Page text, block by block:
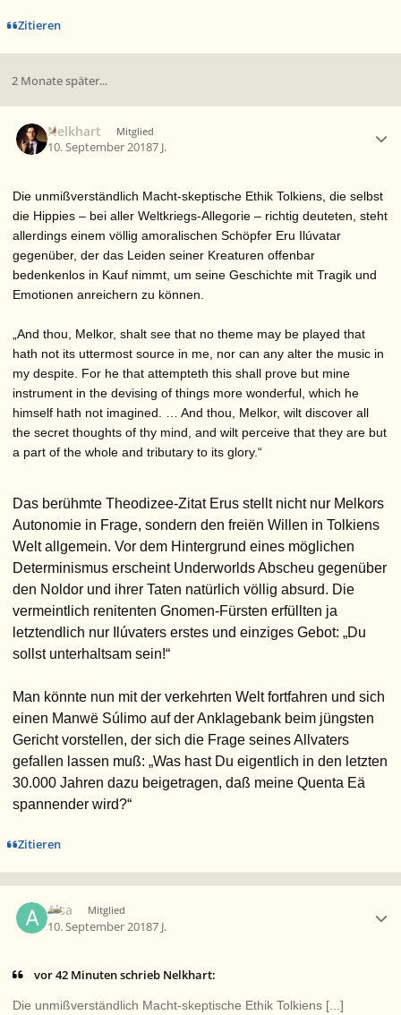
Zitieren
2 Monate später...
Nelkhart Mitglied
10. September 20187 J.
Die unmißverständlich Macht-skeptische Ethik Tolkiens, die selbst
die Hippies – bei aller Weltkriegs-Allegorie – richtig deuteten, steht
allerdings einem völlig amoralischen Schöpfer Eru Ilúvatar
gegenüber, der das Leiden seiner Kreaturen offenbar
bedenkenlos in Kauf nimmt, um seine Geschichte mit Tragik und
Emotionen anreichern zu können.
„And thou, Melkor, shalt see that no theme may be played that
hath not its uttermost source in me, nor can any alter the music in
my despite. For he that attempteth this shall prove but mine
instrument in the devising of things more wonderful, which he
himself hath not imagined. … And thou, Melkor, wilt discover all
the secret thoughts of thy mind, and wilt perceive that they are but
a part of the whole and tributary to its glory.“
Das berühmte Theodizee-Zitat Erus stellt nicht nur Melkors
Autonomie in Frage, sondern den freiën Willen in Tolkiens
Welt allgemein. Vor dem Hintergrund eines möglichen
Determinismus erscheint Underworlds Abscheu gegenüber
den Noldor und ihrer Taten natürlich völlig absurd. Die
vermeintlich renitenten Gnomen-Fürsten erfüllten ja
letztendlich nur Ilúvaters erstes und einziges Gebot: „Du
sollst unterhaltsam sein!“
Man könnte nun mit der verkehrten Welt fortfahren und sich
einen Manwë Súlimo auf der Anklagebank beim jüngsten
Gericht vorstellen, der sich die Frage seines Allvaters
gefallen lassen muß: „Was hast Du eigentlich in den letzten
30.000 Jahren dazu beigetragen, daß meine Quenta Eä
spannender wird?“
Zitieren
Alsa Mitglied
10. September 20187 J.
vor 42 Minuten schrieb Nelkhart:
Die unmißverständlich Macht-skeptische Ethik Tolkiens [...]